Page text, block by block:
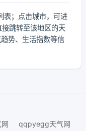
表；点击城市，可进
跳转至该地区的天
势、生活指数等信
qqpyegg天气网